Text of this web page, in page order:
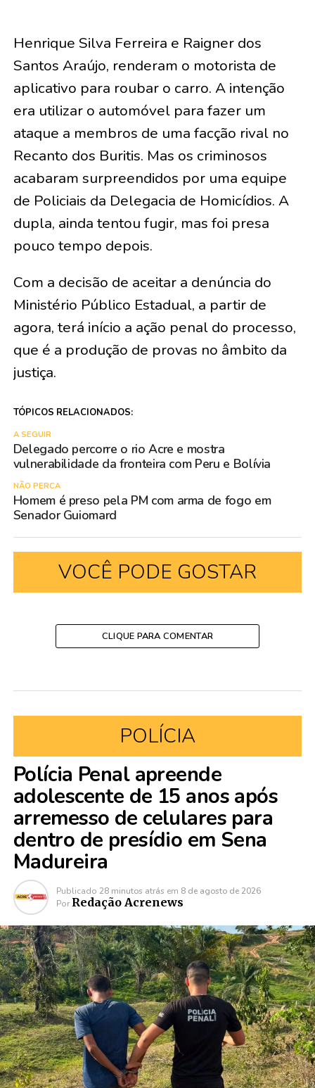
Henrique Silva Ferreira e Raigner dos
Santos Araújo, renderam o motorista de
aplicativo para roubar o carro. A intenção
era utilizar o automóvel para fazer um
ataque a membros de uma facção rival no
Recanto dos Buritis. Mas os criminosos
acabaram surpreendidos por uma equipe
de Policiais da Delegacia de Homicídios. A
dupla, ainda tentou fugir, mas foi presa
pouco tempo depois.
Com a decisão de aceitar a denúncia do
Ministério Público Estadual, a partir de
agora, terá início a ação penal do processo,
que é a produção de provas no âmbito da
justiça.
TÓPICOS RELACIONADOS:
A SEGUIR
Delegado percorre o rio Acre e mostra
vulnerabilidade da fronteira com Peru e Bolívia
NÃO PERCA
Homem é preso pela PM com arma de fogo em
Senador Guiomard
VOCÊ PODE GOSTAR
CLIQUE PARA COMENTAR
POLÍCIA
Polícia Penal apreende
adolescente de 15 anos após
arremesso de celulares para
dentro de presídio em Sena
Madureira
Publicado 28 minutos atrás em 8 de agosto de 2026
Por Redação Acrenews